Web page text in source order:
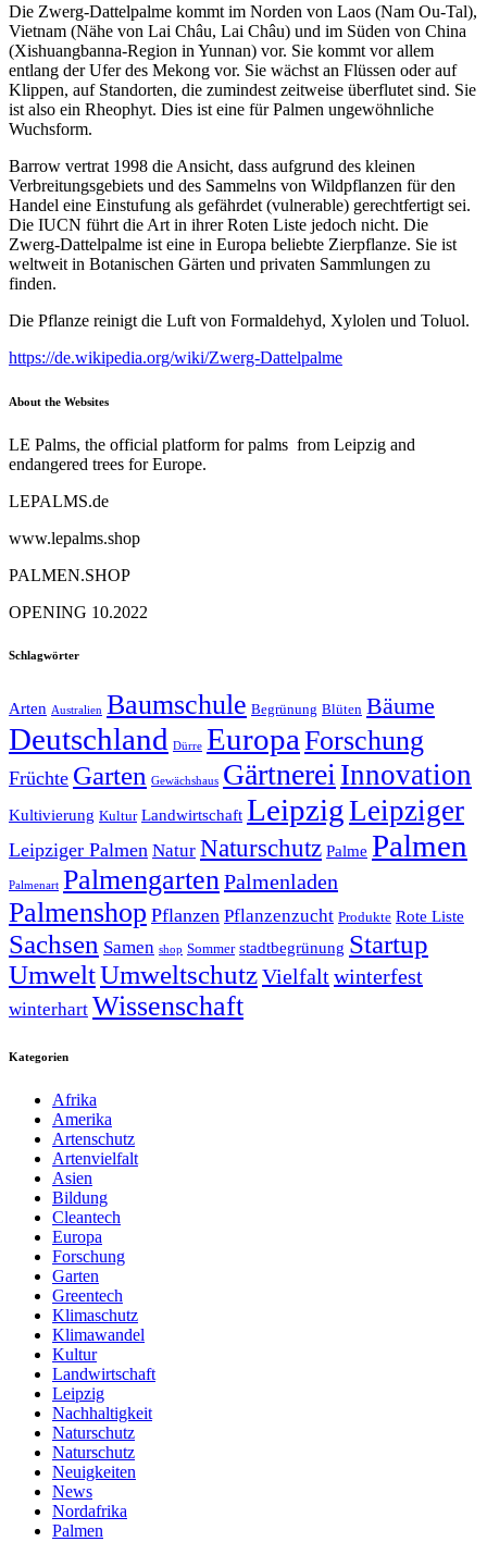
Die Zwerg-Dattelpalme kommt im Norden von Laos (Nam Ou-Tal),
Vietnam (Nähe von Lai Châu, Lai Châu) und im Süden von China
(Xishuangbanna-Region in Yunnan) vor. Sie kommt vor allem
entlang der Ufer des Mekong vor. Sie wächst an Flüssen oder auf
Klippen, auf Standorten, die zumindest zeitweise überflutet sind. Sie
ist also ein Rheophyt. Dies ist eine für Palmen ungewöhnliche
Wuchsform.
Barrow vertrat 1998 die Ansicht, dass aufgrund des kleinen
Verbreitungsgebiets und des Sammelns von Wildpflanzen für den
Handel eine Einstufung als gefährdet (vulnerable) gerechtfertigt sei.
Die IUCN führt die Art in ihrer Roten Liste jedoch nicht. Die
Zwerg-Dattelpalme ist eine in Europa beliebte Zierpflanze. Sie ist
weltweit in Botanischen Gärten und privaten Sammlungen zu
finden.
Die Pflanze reinigt die Luft von Formaldehyd, Xylolen und Toluol.
https://de.wikipedia.org/wiki/Zwerg-Dattelpalme
About the Websites
LE Palms, the official platform for palms from Leipzig and
endangered trees for Europe.
LEPALMS.de
www.lepalms.shop
PALMEN.SHOP
OPENING 10.2022
Schlagwörter
Arten Australien Baumschule Begrünung Blüten Bäume
Deutschland Dürre EuropaForschung
Früchte Garten Gewächshaus GärtnereiInnovation
Kultivierung Kultur Landwirtschaft LeipzigLeipziger
Leipziger Palmen Natur Naturschutz Palme Palmen
Palmenart PalmengartenPalmenladen
Palmenshop Pflanzen Pflanzenzucht Produkte Rote Liste
Sachsen Samen shop Sommer stadtbegrünung Startup
UmweltUmweltschutzVielfaltwinterfest
winterhart Wissenschaft
Kategorien
Afrika
Amerika
Artenschutz
Artenvielfalt
Asien
Bildung
Cleantech
Europa
Forschung
Garten
Greentech
Klimaschutz
Klimawandel
Kultur
Landwirtschaft
Leipzig
Nachhaltigkeit
Naturschutz
Naturschutz
Neuigkeiten
News
Nordafrika
Palmen